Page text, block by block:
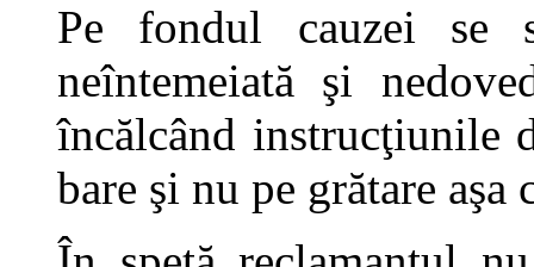
Pe fondul cauzei se
neîntemeiată şi
încălcând instrucţiunile
bare şi nu pe grătare